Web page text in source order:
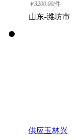
￥3200.00/件
山东-潍坊市
供应玉林兴